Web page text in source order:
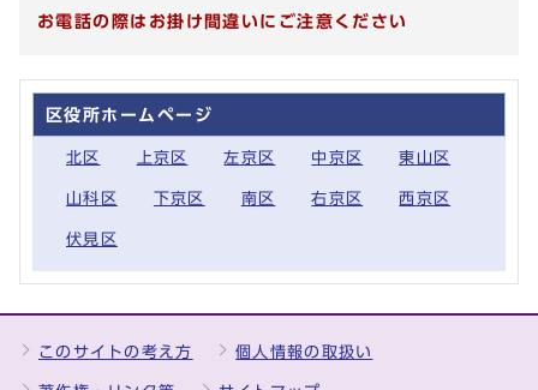
お電話の際はお掛け間違いにご注意ください
区役所ホームページ
北区 上京区 左京区 中京区 東山区
山科区 下京区 南区 右京区 西京区
伏見区
このサイトの考え方 個人情報の取扱い